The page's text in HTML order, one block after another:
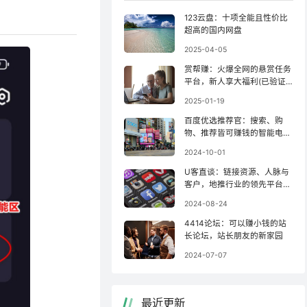
123云盘：十项全能且性价比
超高的国内网盘
2025-04-05
赏帮赚：火爆全网的悬赏任务
平台，新人享大福利(已验证
2025-01-19
百度优选推荐官：搜索、购
物、推荐皆可赚钱的智能电商
2024-10-01
U客直谈：链接资源、人脉与
客户，地推行业的领先平台之
2024-08-24
4414论坛：可以赚小钱的站
长论坛，站长朋友的新家园
2024-07-07
最近更新